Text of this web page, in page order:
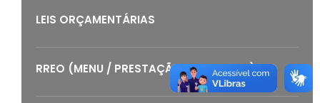
LEIS ORÇAMENTÁRIAS
RREO (MENU / PRESTAÇÃO DE CONTAS)